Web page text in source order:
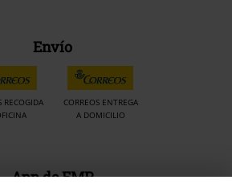
Envío
RECOGIDA
CORREOS ENTREGA
A DOMICILIO
App de EMP